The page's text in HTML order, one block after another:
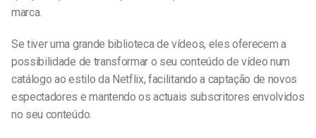
marca.
Se tiver uma grande biblioteca de vídeos, eles oferecem a
possibilidade de transformar o seu conteúdo de vídeo num
catálogo ao estilo da Netflix, facilitando a captação de novos
espectadores e mantendo os actuais subscritores envolvidos
no seu conteúdo.